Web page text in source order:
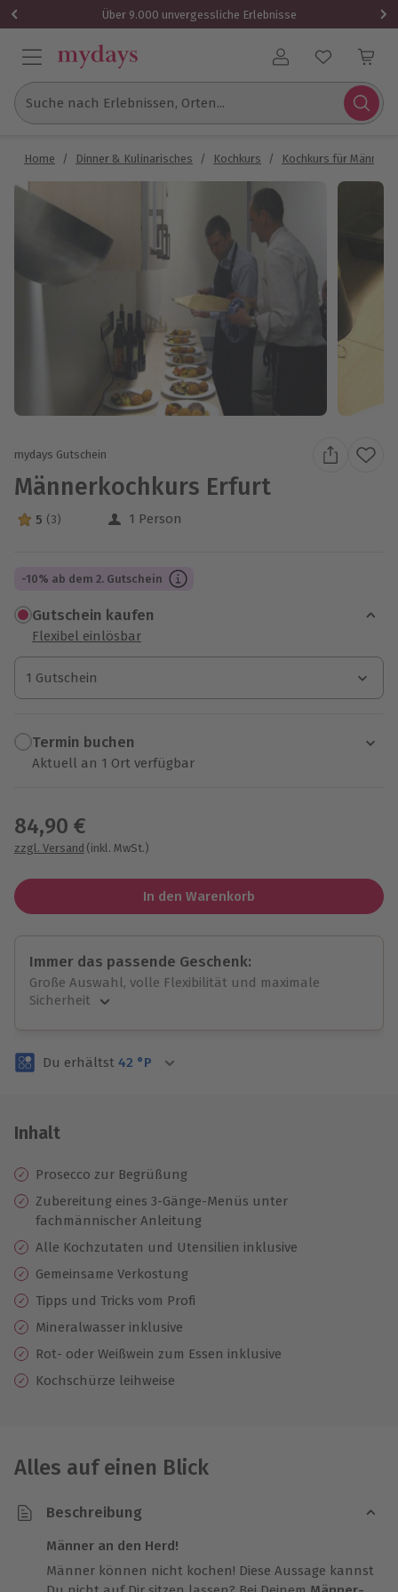
Über 9.000 unvergessliche Erlebnisse
Benutzerkonto
Suche nach Erlebnissen, Orten...
Home / Dinner & Kulinarisches / Kochkurs / Kochkurs für Männer
mydays Gutschein
Männerkochkurs Erfurt
5 Sterne von 5 aus 3 Bewertungen
5 (3) 1 Person
-10% ab dem 2. Gutschein
Gutschein kaufen
Flexibel einlösbar
1 Gutschein
1 Gutschein
1 Gutschein
Termin buchen
Aktuell an 1 Ort verfügbar
84,90 €
zzgl. Versand (inkl. MwSt.)
In den Warenkorb
Immer das passende Geschenk:
Große Auswahl, volle Flexibilität und maximale
Sicherheit
Volle Flexibilität
3 Jahre gültig & verlängerbar.
Du erhältst 42 °P
Inhalt
Prosecco zur Begrüßung
Zubereitung eines 3-Gänge-Menüs unter
fachmännischer Anleitung
Alle Kochzutaten und Utensilien inklusive
Gemeinsame Verkostung
Tipps und Tricks vom Profi
Mineralwasser inklusive
Rot- oder Weißwein zum Essen inklusive
Kochschürze leihweise
Alles auf einen Blick
Beschreibung
Männer an den Herd!
Männer können nicht kochen! Diese Aussage kannst